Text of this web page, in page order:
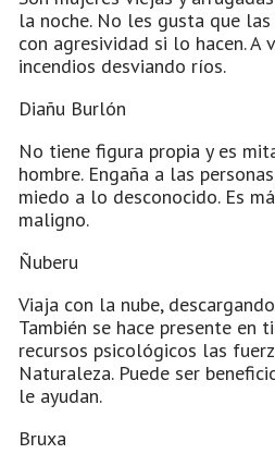
la noche. No les gusta que
con agresividad si lo hacen. A
incendios desviando ríos.
Diañu Burlón
No tiene figura propia y es
hombre. Engaña a las
miedo a lo desconocido. Es
maligno.
Ñuberu
Viaja con la nube,
También se hace presente en
recursos psicológicos las
Naturaleza. Puede ser
le ayudan.
Bruxa